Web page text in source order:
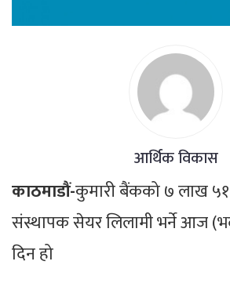
आर्थिक विकास
काठमाडौं-कुमारी बैंकको ७ लाख ५१
संस्थापक सेयर लिलामी भर्ने आज
दिन हो